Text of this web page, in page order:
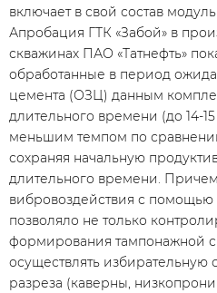
включает в свой состав
Апробация ГТК «Забой» в
скважинах ПАО «Татнефть»
обработанные в период
цемента (ОЗЦ) данным
длительного времени (до 14-
меньшим темпом по
сохраняя начальную
длительного времени.
вибровоздействия с
позволяло не только
формирования тампонажной
осуществлять избирательную
разреза (каверны,